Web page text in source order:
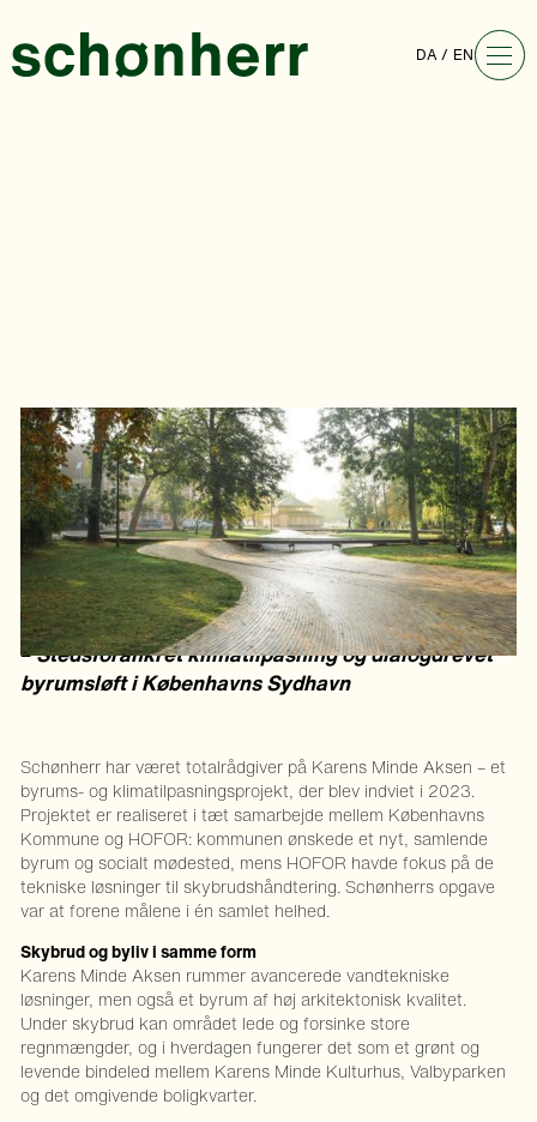
DA EN
Karens Minde Aksen
Totalrådgiver for Københavns Kommune og HOFOR
–Stedsforankret klimatilpasning og dialogdrevet
byrumsløft i Københavns Sydhavn
Schønherr har været totalrådgiver på Karens Minde Aksen – et
byrums- og klimatilpasningsprojekt, der blev indviet i 2023.
Projektet er realiseret i tæt samarbejde mellem Københavns
Kommune og HOFOR: kommunen ønskede et nyt, samlende
byrum og socialt mødested, mens HOFOR havde fokus på de
tekniske løsninger til skybrudshåndtering. Schønherrs opgave
var at forene målene i én samlet helhed.
Skybrud og byliv i samme form
Karens Minde Aksen rummer avancerede vandtekniske
løsninger, men også et byrum af høj arkitektonisk kvalitet.
Under skybrud kan området lede og forsinke store
regnmængder, og i hverdagen fungerer det som et grønt og
levende bindeled mellem Karens Minde Kulturhus, Valbyparken
og det omgivende boligkvarter.